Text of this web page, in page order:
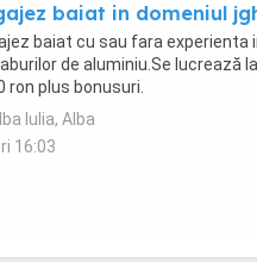
baiat in domeniul
baiat cu sau fara experienta
de aluminiu.Se lucrează
ron plus bonusuri.
Iulia, Alba
16:03